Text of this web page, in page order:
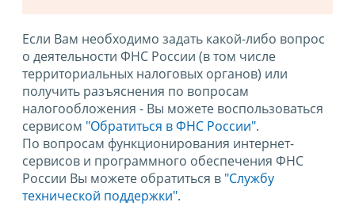
Если Вам необходимо задать какой-либо вопрос
о деятельности ФНС России (в том числе
территориальных налоговых органов) или
получить разъяснения по вопросам
налогообложения - Вы можете воспользоваться
сервисом "Обратиться в ФНС России".
По вопросам функционирования интернет-
сервисов и программного обеспечения ФНС
России Вы можете обратиться в "Службу
технической поддержки".